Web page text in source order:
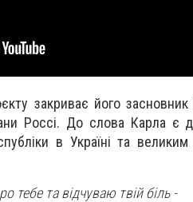
закриває його
Россі. До слова Карла є
в Україні та великим
тебе та відчуваю твій біль -